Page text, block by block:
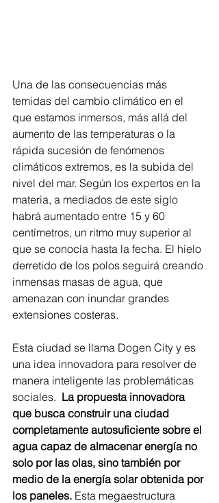
Una de las consecuencias más
temidas del cambio climático en el
que estamos inmersos, más allá del
aumento de las temperaturas o la
rápida sucesión de fenómenos
climáticos extremos, es la subida del
nivel del mar. Según los expertos en la
materia, a mediados de este siglo
habrá aumentado entre 15 y 60
centímetros, un ritmo muy superior al
que se conocía hasta la fecha. El hielo
derretido de los polos seguirá creando
inmensas masas de agua, que
amenazan con inundar grandes
extensiones costeras.
Esta ciudad se llama Dogen City y es
una idea innovadora para resolver de
manera inteligente las problemáticas
sociales. La propuesta innovadora
que busca construir una ciudad
completamente autosuficiente sobre el
agua capaz de almacenar energía no
solo por las olas, sino también por
medio de la energía solar obtenida por
los paneles. Esta megaestructura